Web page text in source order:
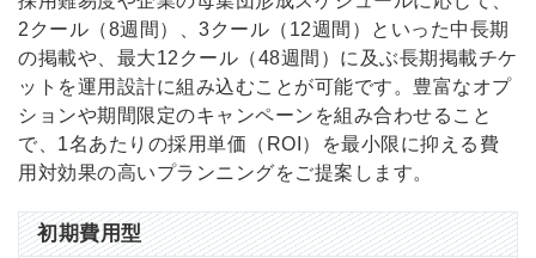
2クール（8週間）、3クール（12週間）といった中長期
の掲載や、最大12クール（48週間）に及ぶ長期掲載チケ
ットを運用設計に組み込むことが可能です。豊富なオプ
ションや期間限定のキャンペーンを組み合わせること
で、1名あたりの採用単価（ROI）を最小限に抑える費
用対効果の高いプランニングをご提案します。
初期費用型